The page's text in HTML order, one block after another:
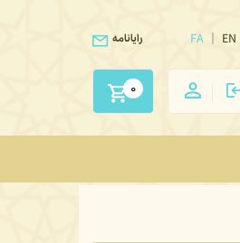
FA EN رایانامه
0